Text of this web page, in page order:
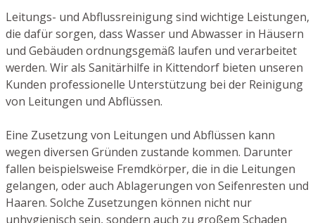
Leitungs- und Abflussreinigung sind wichtige Leistungen,
die dafür sorgen, dass Wasser und Abwasser in Häusern
und Gebäuden ordnungsgemäß laufen und verarbeitet
werden. Wir als Sanitärhilfe in Kittendorf bieten unseren
Kunden professionelle Unterstützung bei der Reinigung
von Leitungen und Abflüssen.
Eine Zusetzung von Leitungen und Abflüssen kann
wegen diversen Gründen zustande kommen. Darunter
fallen beispielsweise Fremdkörper, die in die Leitungen
gelangen, oder auch Ablagerungen von Seifenresten und
Haaren. Solche Zusetzungen können nicht nur
unhygienisch sein, sondern auch zu großem Schaden